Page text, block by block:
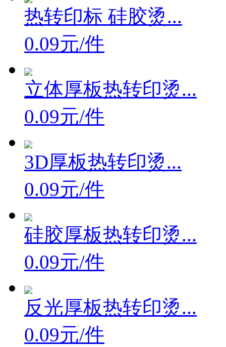
热转印标 硅胶烫...
0.09元/件
立体厚板热转印烫...
0.09元/件
3D厚板热转印烫...
0.09元/件
硅胶厚板热转印烫...
0.09元/件
反光厚板热转印烫...
0.09元/件